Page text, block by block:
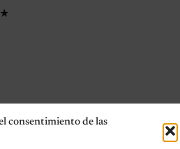
consentimiento de las
★